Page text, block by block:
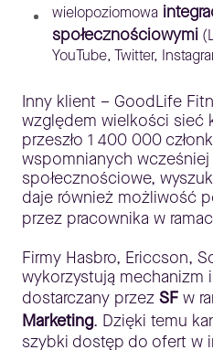
wielopoziomowa
społecznościowymi
YouTube, Twitter,
Inny klient – GoodLife
względem wielkości sieć
przeszło 1 400 000
wspomnianych
społecznościowe,
daje również możliwość
przez pracownika w
Firmy Hasbro, Ericcson,
wykorzystują mechanizm
dostarczany przez SF w
Marketing. Dzięki temu
szybki dostęp do ofert w